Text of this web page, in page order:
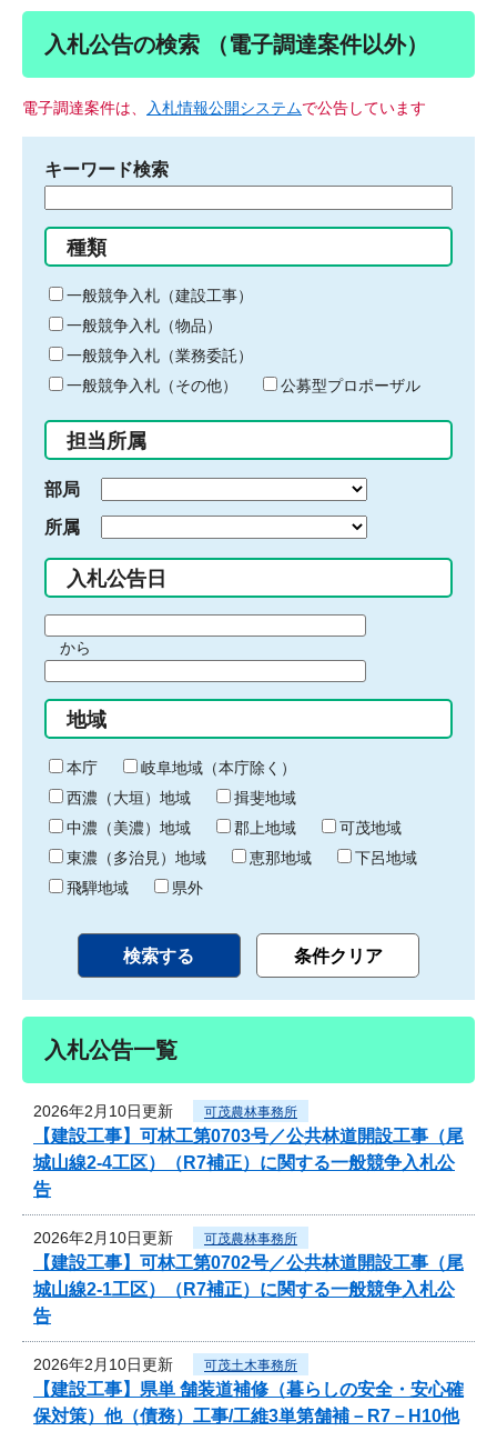
入札公告の検索 （電子調達案件以外）
電子調達案件は、 入札情報公開システムで公告しています
キーワード検索
る
キ
ー
ワ
ー
ド
入
力
種類
一般競争入札（建設工事）
一般競争入札（物品）
一般競争入札（業務委託）
一般競争入札（その他）
公募型プロポーザル
担当所属
部局
所属
入札公告日
間
始
り
から
間
終
わ
り
地域
本庁
岐阜地域（本庁除く）
西濃（大垣）地域
揖斐地域
中濃（美濃）地域
郡上地域
可茂地域
東濃（多治見）地域
恵那地域
下呂地域
飛騨地域
県外
入札公告一覧
2026年2月10日更新 可茂農林事務所
【建設工事】可林工第0703号／公共林道開設工事（尾
城山線2-4工区）（R7補正）に関する一般競争入札公
告
2026年2月10日更新 可茂農林事務所
【建設工事】可林工第0702号／公共林道開設工事（尾
城山線2-1工区）（R7補正）に関する一般競争入札公
告
2026年2月10日更新 可茂土木事務所
【建設工事】県単 舗装道補修（暮らしの安全・安心確
保対策）他（債務）工事/工維3単第舗補－R7－H10他